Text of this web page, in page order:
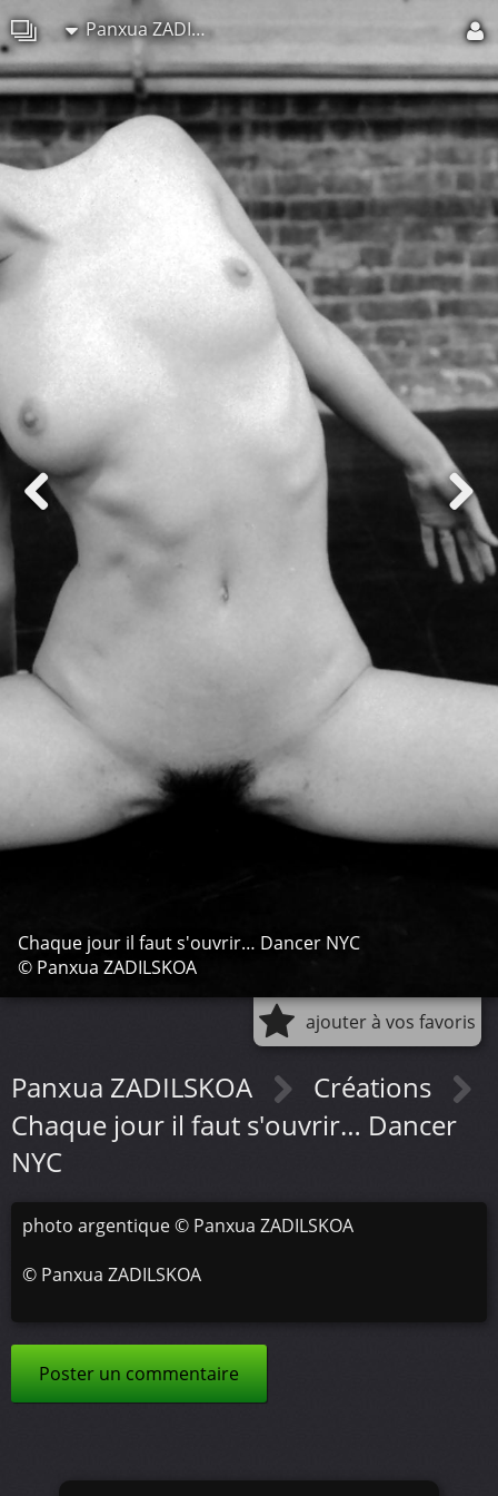
Panxua ZADILSKOA
Chaque jour il faut s'ouvrir… Dancer NYC
© Panxua ZADILSKOA
ajouter à vos favoris
Panxua ZADILSKOA
Créations
Chaque jour il faut s'ouvrir… Dancer
NYC
photo argentique © Panxua ZADILSKOA
© Panxua ZADILSKOA
Poster un commentaire